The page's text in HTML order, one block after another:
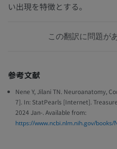
い出現を特徴とする。
この翻訳に問題が
参考文献
Nene Y, Jilani TN. Neuroanatomy,
7]. In: StatPearls [Internet].
2024 Jan-. Available from:
https://www.ncbi.nlm.nih.gov/books/